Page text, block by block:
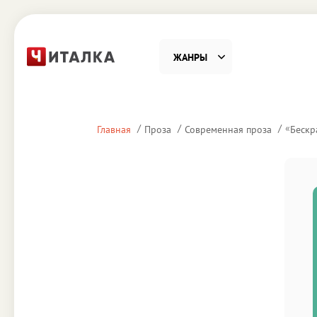
ЖАНРЫ
Главная Проза Современная проза «